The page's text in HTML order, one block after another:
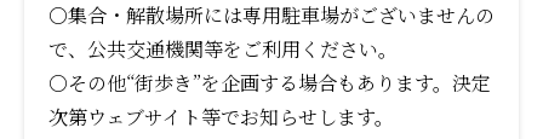
○集合・解散場所には専用駐車場がございませんの
で、公共交通機関等をご利用ください。
○その他“街歩き”を企画する場合もあります。決定
次第ウェブサイト等でお知らせします。